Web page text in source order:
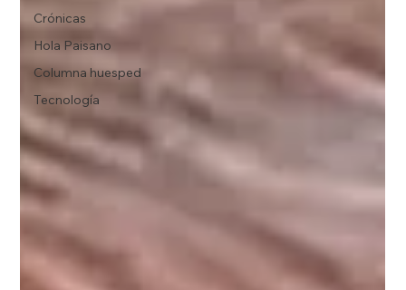
Crónicas
Hola Paisano
Columna huesped
Tecnología